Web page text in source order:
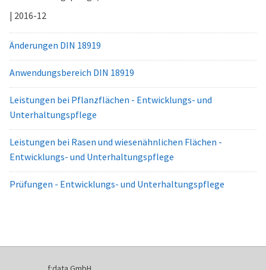
| 2016-12
Änderungen DIN 18919
Anwendungsbereich DIN 18919
Leistungen bei Pflanzflächen - Entwicklungs- und
Unterhaltungspflege
Leistungen bei Rasen und wiesenähnlichen Flächen -
Entwicklungs- und Unterhaltungspflege
Prüfungen - Entwicklungs- und Unterhaltungspflege